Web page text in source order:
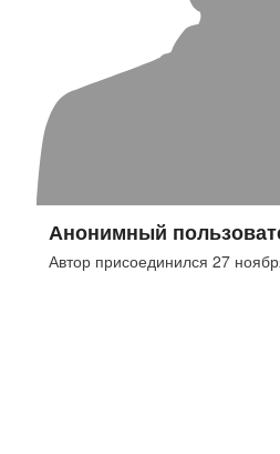
Анонимный
Автор присоединился 27